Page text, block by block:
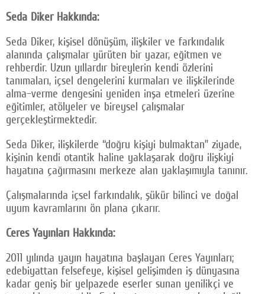
Seda Diker Hakkında:
Seda Diker, kişisel dönüşüm, ilişkiler ve farkındalık
alanında çalışmalar yürüten bir yazar, eğitmen ve
rehberdir. Uzun yıllardır bireylerin kendi özlerini
tanımaları, içsel dengelerini kurmaları ve ilişkilerinde
alma–verme dengesini yeniden inşa etmeleri üzerine
eğitimler, atölyeler ve bireysel çalışmalar
gerçekleştirmektedir.
Seda Diker, ilişkilerde “doğru kişiyi bulmaktan” ziyade,
kişinin kendi otantik haline yaklaşarak doğru ilişkiyi
hayatına çağırmasını merkeze alan yaklaşımıyla tanınır.
Çalışmalarında içsel farkındalık, şükür bilinci ve doğal
uyum kavramlarını ön plana çıkarır.
Ceres Yayınları Hakkında:
2011 yılında yayın hayatına başlayan Ceres Yayınları;
edebiyattan felsefeye, kişisel gelişimden iş dünyasına
kadar geniş bir yelpazede eserler sunan yenilikçi ve